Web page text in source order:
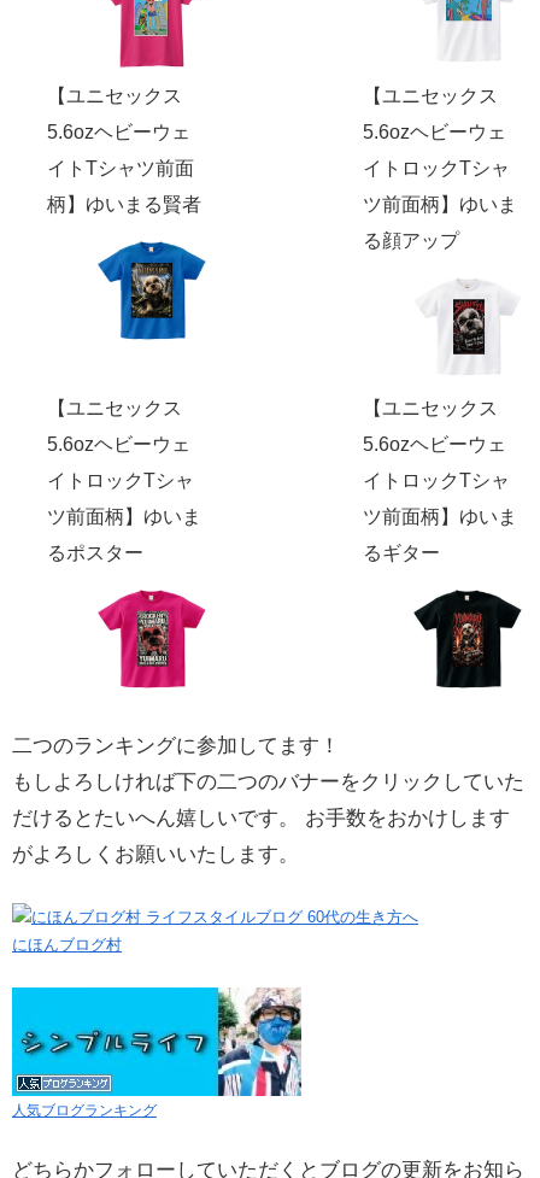
【ユニセックス
5.6ozヘビーウェ
イトTシャツ前面
柄】ゆいまる賢者
【ユニセックス
5.6ozヘビーウェ
イトロックTシャ
ツ前面柄】ゆいま
る顔アップ
【ユニセックス
5.6ozヘビーウェ
イトロックTシャ
ツ前面柄】ゆいま
るポスター
【ユニセックス
5.6ozヘビーウェ
イトロックTシャ
ツ前面柄】ゆいま
るギター
二つのランキングに参加してます！
もしよろしければ下の二つのバナーをクリックしていた
だけるとたいへん嬉しいです。 お手数をおかけします
がよろしくお願いいたします。
にほんブログ村
人気ブログランキング
どちらかフォローしていただくとブログの更新をお知ら